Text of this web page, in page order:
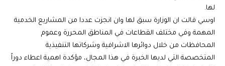
لها.
اوسي قالت ان الوزارة سبق لها وان انجزت عددا من المشاريع الخدمية
المهمة وفي مختلف القطاعات في المناطق المحررة وعموم
المحافظات من خلال دوائرها الاشرافية وشركاتها التنفيذية
المتخصصة التي لديها الخبرة في هذا المجال، مؤكدة اهمية اعطاء دوراً